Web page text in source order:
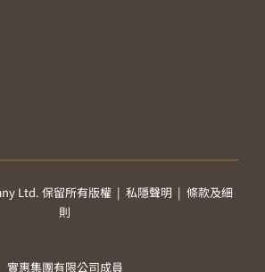
Ltd. 保留所有版權 |私隱聲明 |條款及細
則
實惠集團有限公司成員